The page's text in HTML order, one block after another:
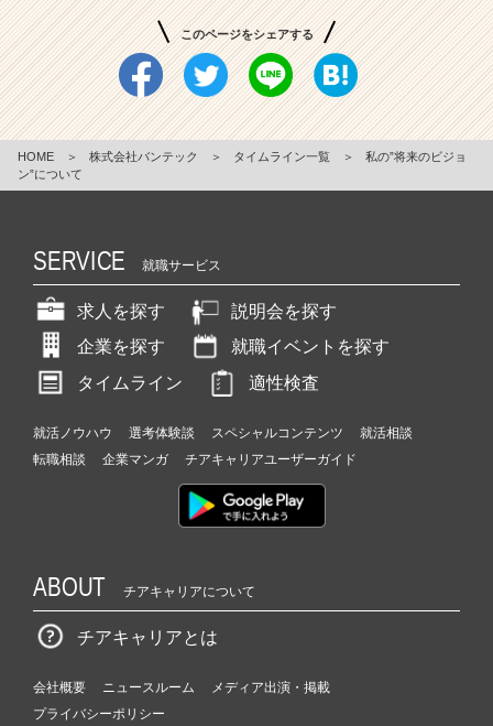
このページをシェアする
HOME ＞ 株式会社バンテック ＞ タイムライン一覧 ＞
私の”将来のビジョ
ン”について
SERVICE 就職サービス
求人を探す
説明会を探す
企業を探す
就職イベントを探す
タイムライン
適性検査
就活ノウハウ 選考体験談 スペシャルコンテンツ
就活相談
転職相談
企業マンガ チアキャリアユーザーガイド
ABOUT チアキャリアについて
チアキャリアとは
会社概要 ニュースルーム
メディア出演・掲載
プライバシーポリシー